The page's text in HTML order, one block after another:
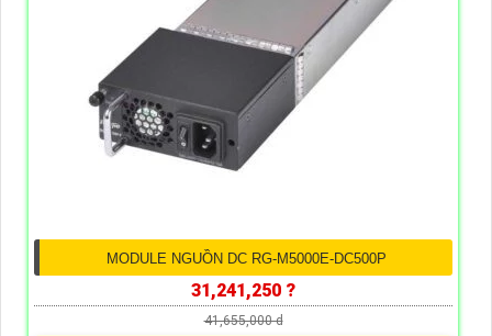
MODULE NGUỒN DC RG-M5000E-DC500P
31,241,250 ?
41,655,000 d